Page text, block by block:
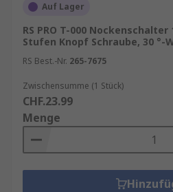
Auf Lager
RS PRO T-000 Nockenschalter
Stufen Knopf Schraube, 30 °-
RS Best.-Nr. 265-7675
Zwischensumme (1 Stück)
CHF.23.99
Menge